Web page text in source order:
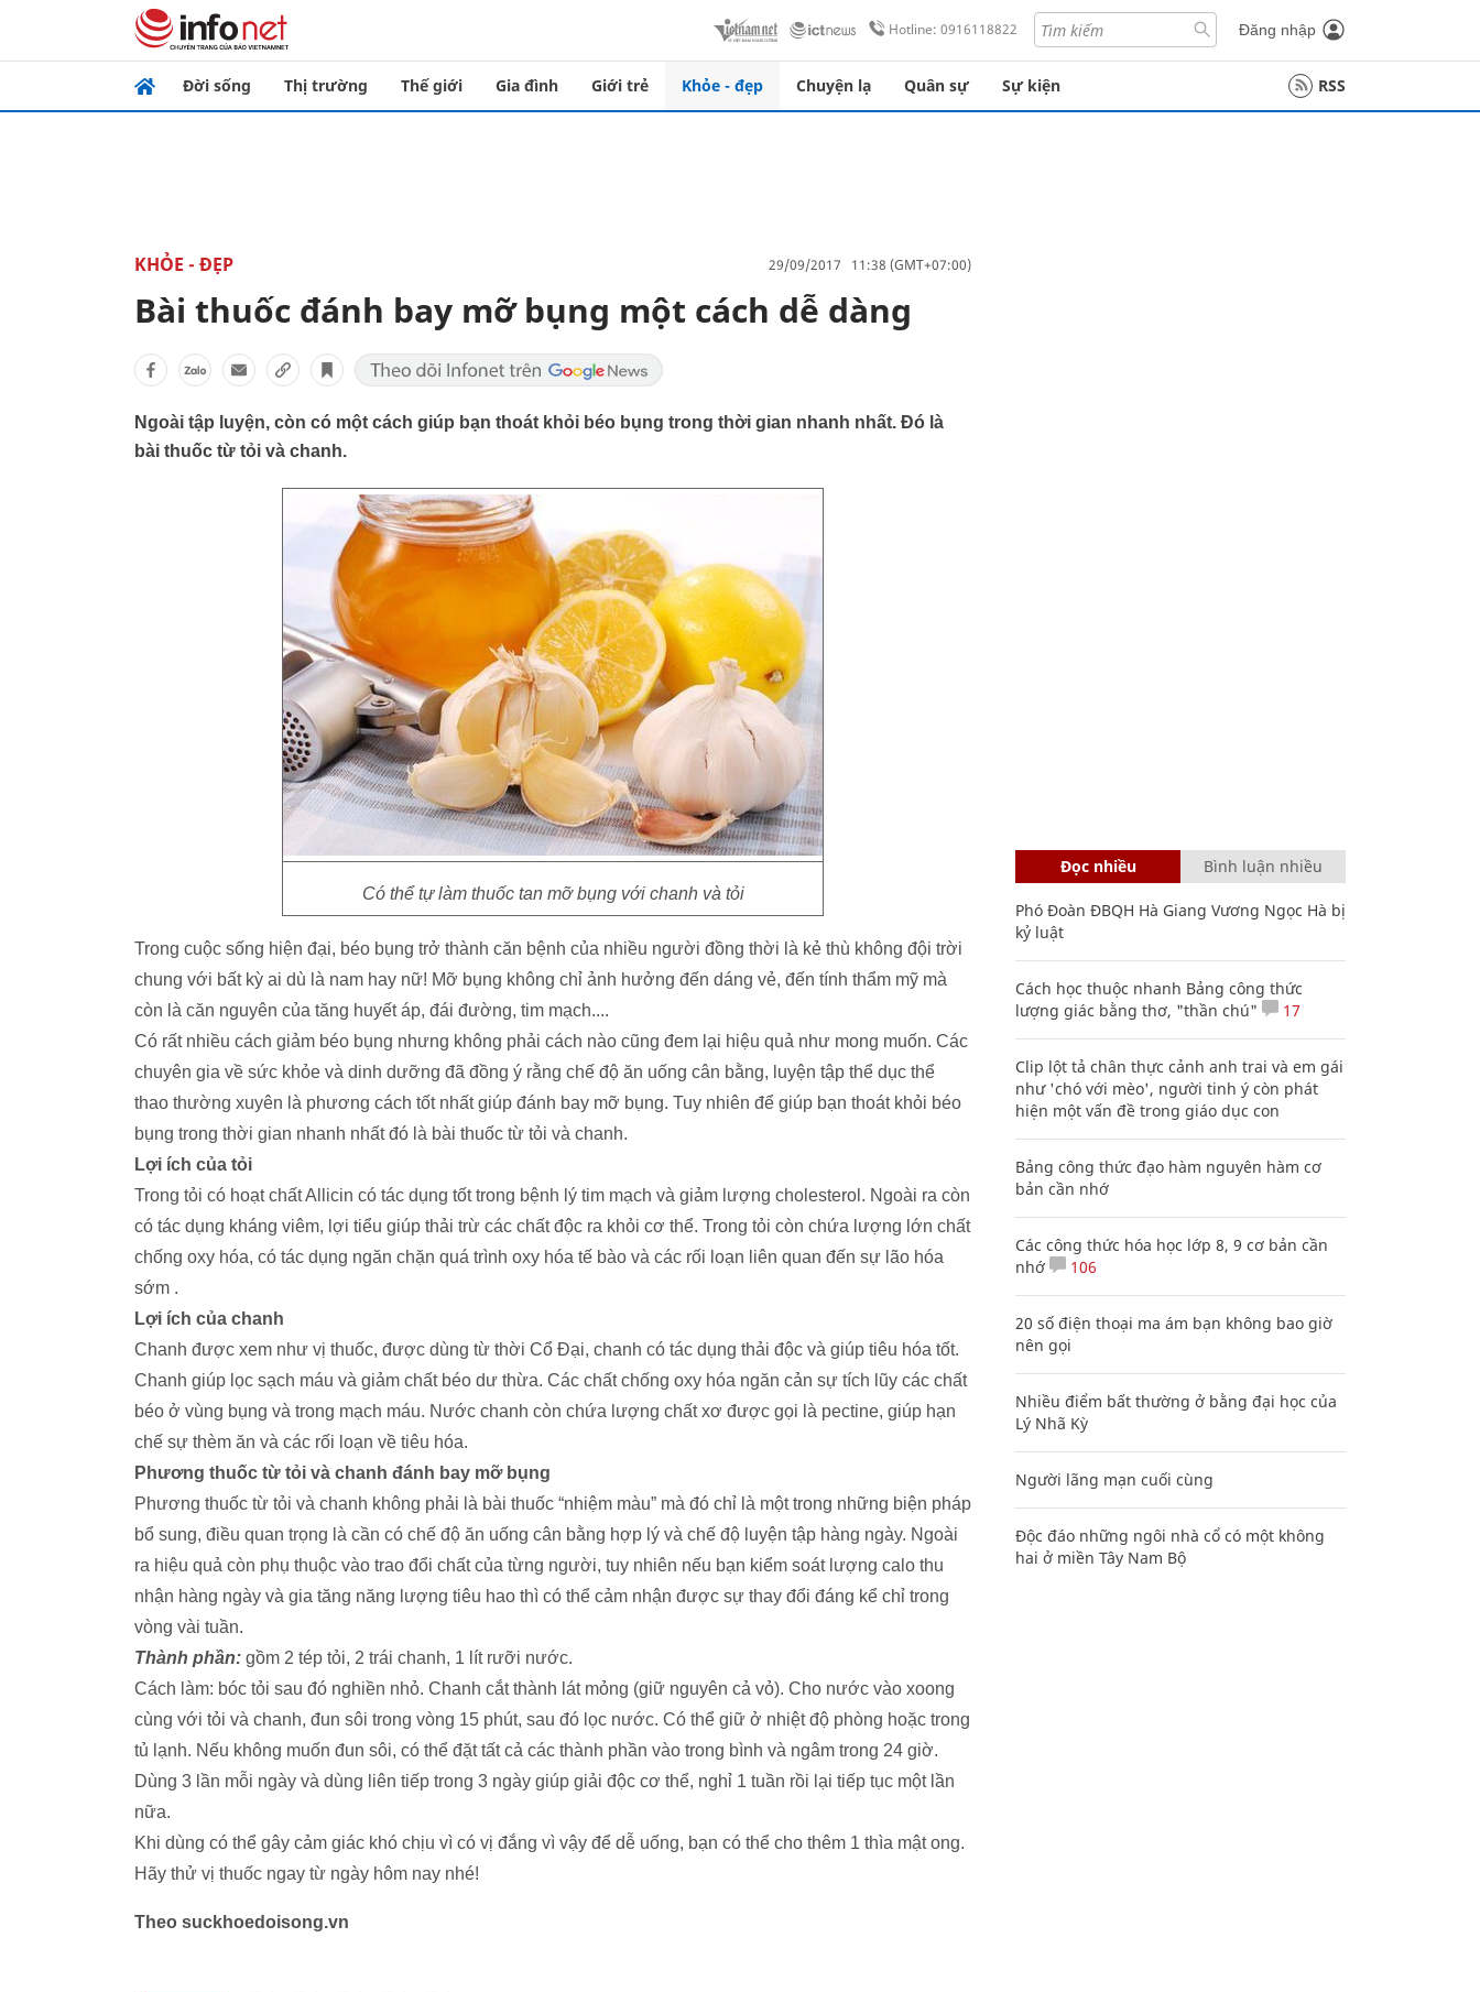
Hotline: 0916118822 Đăng nhập
Đời sống Thị trường Thế giới Gia đình Giới trẻ Khỏe - đẹp Chuyện lạ Quân sự Sự kiện RSS
KHỎE - ĐẸP 29/09/2017 11:38 (GMT+07:00)
Bài thuốc đánh bay mỡ bụng một cách dễ dàng
Ngoài tập luyện, còn có một cách giúp bạn thoát khỏi béo bụng trong thời gian nhanh nhất. Đó là
bài thuốc từ tỏi và chanh.
Có thể tự làm thuốc tan mỡ bụng với chanh và tỏi
Trong cuộc sống hiện đại, béo bụng trở thành căn bệnh của nhiều người đồng thời là kẻ thù không đội trời
chung với bất kỳ ai dù là nam hay nữ! Mỡ bụng không chỉ ảnh hưởng đến dáng vẻ, đến tính thẩm mỹ mà
còn là căn nguyên của tăng huyết áp, đái đường, tim mạch....
Có rất nhiều cách giảm béo bụng nhưng không phải cách nào cũng đem lại hiệu quả như mong muốn. Các
chuyên gia về sức khỏe và dinh dưỡng đã đồng ý rằng chế độ ăn uống cân bằng, luyện tập thể dục thể
thao thường xuyên là phương cách tốt nhất giúp đánh bay mỡ bụng. Tuy nhiên để giúp bạn thoát khỏi béo
bụng trong thời gian nhanh nhất đó là bài thuốc từ tỏi và chanh.
Lợi ích của tỏi
Trong tỏi có hoạt chất Allicin có tác dụng tốt trong bệnh lý tim mạch và giảm lượng cholesterol. Ngoài ra còn
có tác dụng kháng viêm, lợi tiểu giúp thải trừ các chất độc ra khỏi cơ thể. Trong tỏi còn chứa lượng lớn chất
chống oxy hóa, có tác dụng ngăn chặn quá trình oxy hóa tế bào và các rối loạn liên quan đến sự lão hóa
sớm .
Lợi ích của chanh
Chanh được xem như vị thuốc, được dùng từ thời Cổ Đại, chanh có tác dụng thải độc và giúp tiêu hóa tốt.
Chanh giúp lọc sạch máu và giảm chất béo dư thừa. Các chất chống oxy hóa ngăn cản sự tích lũy các chất
béo ở vùng bụng và trong mạch máu. Nước chanh còn chứa lượng chất xơ được gọi là pectine, giúp hạn
chế sự thèm ăn và các rối loạn về tiêu hóa.
Phương thuốc từ tỏi và chanh đánh bay mỡ bụng
Phương thuốc từ tỏi và chanh không phải là bài thuốc “nhiệm màu” mà đó chỉ là một trong những biện pháp
bổ sung, điều quan trọng là cần có chế độ ăn uống cân bằng hợp lý và chế độ luyện tập hàng ngày. Ngoài
ra hiệu quả còn phụ thuộc vào trao đổi chất của từng người, tuy nhiên nếu bạn kiểm soát lượng calo thu
nhận hàng ngày và gia tăng năng lượng tiêu hao thì có thể cảm nhận được sự thay đổi đáng kể chỉ trong
vòng vài tuần.
Thành phần: gồm 2 tép tỏi, 2 trái chanh, 1 lít rưỡi nước.
Cách làm: bóc tỏi sau đó nghiền nhỏ. Chanh cắt thành lát mỏng (giữ nguyên cả vỏ). Cho nước vào xoong
cùng với tỏi và chanh, đun sôi trong vòng 15 phút, sau đó lọc nước. Có thể giữ ở nhiệt độ phòng hoặc trong
tủ lạnh. Nếu không muốn đun sôi, có thể đặt tất cả các thành phần vào trong bình và ngâm trong 24 giờ.
Dùng 3 lần mỗi ngày và dùng liên tiếp trong 3 ngày giúp giải độc cơ thể, nghỉ 1 tuần rồi lại tiếp tục một lần
nữa.
Khi dùng có thể gây cảm giác khó chịu vì có vị đắng vì vậy để dễ uống, bạn có thể cho thêm 1 thìa mật ong.
Hãy thử vị thuốc ngay từ ngày hôm nay nhé!
Theo suckhoedoisong.vn
Đọc nhiều Bình luận nhiều
Phó Đoàn ĐBQH Hà Giang Vương Ngọc Hà bị
kỷ luật
Cách học thuộc nhanh Bảng công thức
lượng giác bằng thơ, "thần chú"
17
Clip lột tả chân thực cảnh anh trai và em gái
như 'chó với mèo', người tinh ý còn phát
hiện một vấn đề trong giáo dục con
Bảng công thức đạo hàm nguyên hàm cơ
bản cần nhớ
Các công thức hóa học lớp 8, 9 cơ bản cần
nhớ
106
20 số điện thoại ma ám bạn không bao giờ
nên gọi
Nhiều điểm bất thường ở bằng đại học của
Lý Nhã Kỳ
Người lãng mạn cuối cùng
Độc đáo những ngôi nhà cổ có một không
hai ở miền Tây Nam Bộ